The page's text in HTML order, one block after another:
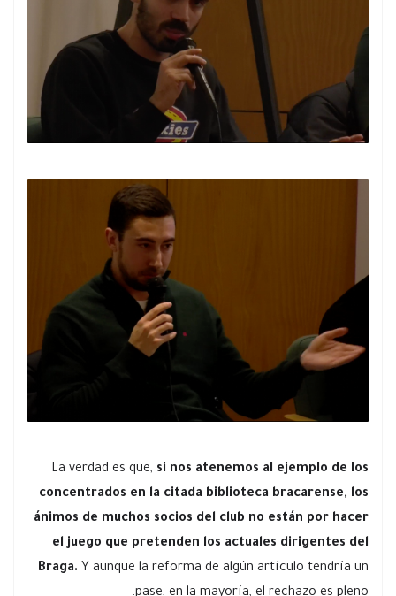
La verdad es que, si nos atenemos al ejemplo de los
concentrados en la citada biblioteca bracarense, los
ánimos de muchos socios del club no están por hacer
el juego que pretenden los actuales dirigentes del
Braga. Y aunque la reforma de algún artículo tendría un
pase, en la mayoría, el rechazo es pleno.